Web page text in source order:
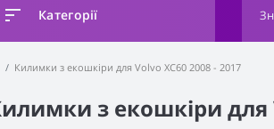
Категорії
Килимки з екошкіри для Volvo XC60 2008 - 2017
з екошкіри для